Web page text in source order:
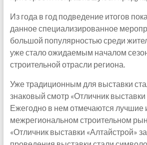
Из года в год подведение итогов
данное специализированное
большой популярностью среди
уже стало ожидаемым началом
строительной отрасли региона.
Уже традиционным для выставки
знаковый смотр «Отличник выставки
Ежегодно в нем отмечаются лучшие
межрегиональном строительном
«Отличник выставки «Алтайстрой»